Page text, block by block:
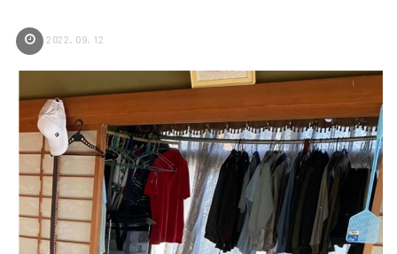
2022.09.12